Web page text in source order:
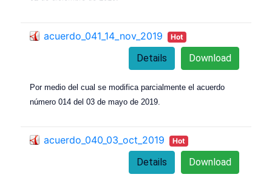
acuerdo_041_14_nov_2019 Hot
Download
Details
Por medio del cual se modifica parcialmente el acuerdo
número 014 del 03 de mayo de 2019.
acuerdo_040_03_oct_2019 Hot
Download
Details